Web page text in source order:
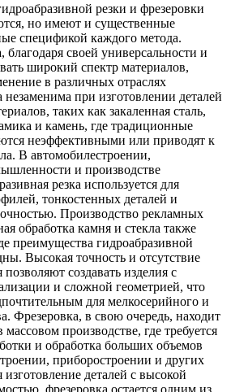
резки и фрезеровки
но имеют и существенные
спецификой каждого метода.
благодаря своей универсальности и
широкий спектр материалов,
в различных отраслях
при изготовлении деталей
таких как закаленная сталь,
и камень, где традиционные
неэффективными или приводят к
В автомобилестроении,
и производстве
резка используется для
тонкостенных деталей и
Производство рекламных
обработка камня и стекла также
преимущества гидроабразивной
Высокая точность и отсутствие
позволяют создавать изделия с
и сложной геометрией, что
для мелкосерийного и
Фрезеровка, в свою очередь, находит
производстве, где требуется
и обработка больших объемов
приборостроении и других
изготовление деталей с высокой
фрезеровка остается одним из